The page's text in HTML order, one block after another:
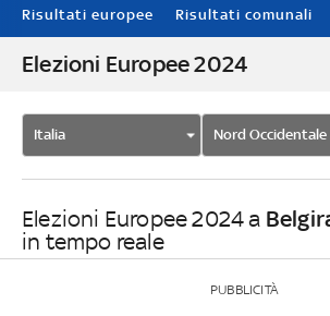
Risultati europee Risultati comunali
Elezioni Europee 2024
Italia Nord Occidentale
Elezioni Europee 2024 a
in tempo reale
PUBBLICITÀ